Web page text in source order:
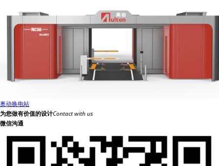
奥动换电站
为您做有价值的设计Contact with us
微信沟通